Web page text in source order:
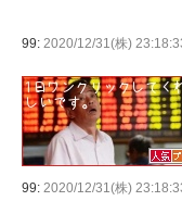
99: 2020/12/31(株)
99: 2020/12/31(株)